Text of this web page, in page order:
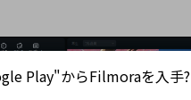
Play"からFilmoraを入手?